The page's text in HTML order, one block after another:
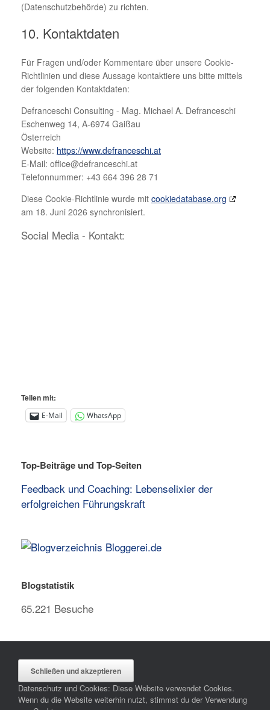
(Datenschutzbehörde) zu richten.
10. Kontaktdaten
Für Fragen und/oder Kommentare über unsere Cookie-
Richtlinien und diese Aussage kontaktiere uns bitte mittels
der folgenden Kontaktdaten:
Defranceschi Consulting - Mag. Michael A. Defranceschi
Eschenweg 14, A-6974 Gaißau
Österreich
Website: https://www.defranceschi.at
E-Mail: office@defranceschi.at
Telefonnummer: +43 664 396 28 71
Diese Cookie-Richtlinie wurde mit cookiedatabase.org
am 18. Juni 2026 synchronisiert.
Social Media - Kontakt:
Teilen mit:
E-Mail WhatsApp
Top-Beiträge und Top-Seiten
Feedback und Coaching: Lebenselixier der
erfolgreichen Führungskraft
Blogstatistik
65.221 Besuche
Datenschutz und Cookies: Diese Website verwendet Cookies.
Wenn du die Website weiterhin nutzt, stimmst du der Verwendung